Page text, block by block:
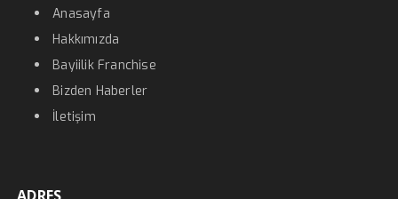
Anasayfa
Hakkımızda
Bayiilik Franchise
Bizden Haberler
İletişim